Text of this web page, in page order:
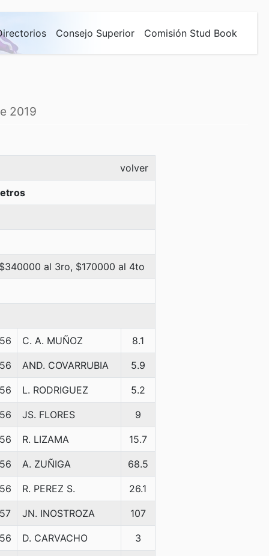
Consejo Superior Comisión Stud Book
2019
volver
al 3ro, $170000 al 4to
C. A. MUÑOZ 8.1
AND. COVARRUBIA 5.9
L. RODRIGUEZ 5.2
JS. FLORES 9
R. LIZAMA 15.7
A. ZUÑIGA 68.5
R. PEREZ S. 26.1
57 JN. INOSTROZA 107
D. CARVACHO 3